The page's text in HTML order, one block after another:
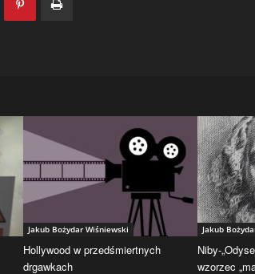
Jakub Bożydar Wiśniewski
Hollywood w przedśmiertnych
drgawkach
Jakub
Niby-
wzorzec